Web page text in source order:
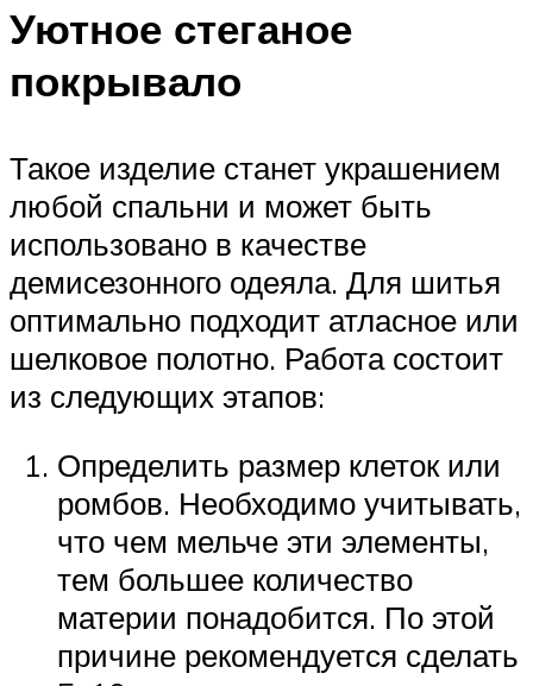
Уютное стеганое
покрывало
Такое изделие станет украшением
любой спальни и может быть
использовано в качестве
демисезонного одеяла. Для шитья
оптимально подходит атласное или
шелковое полотно. Работа состоит
из следующих этапов:
Определить размер клеток или
ромбов. Необходимо учитывать,
что чем мельче эти элементы,
тем большее количество
материи понадобится. По этой
причине рекомендуется сделать